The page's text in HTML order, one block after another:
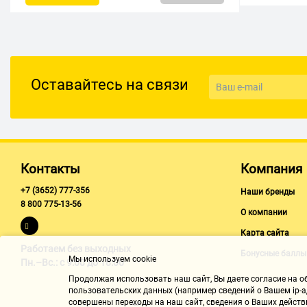
Canon i-SENSYS LBP611Cn
Canon i-SENSYS LBP631Cw
Canon i-Sensys LBP633Cdw
Canon i-SENSYS LBP650
Canon i-SENSYS LBP653
Canon i-SENSYS LBP654
Canon i-SENSYS LBP654Cx
Canon i-SENSYS LBP7100Cn
Canon i-SENSYS LBP7110
Оставайтесь на связи
Контакты
+7 (3652) 777-356
8 800 775-13-56
Работаем без выходных
Пн.–Вс.: с 9:00 до 18:00
Компания
Наши бренды
О компании
Карта сайта
Бонусные баллы
Мы используем cookie
Продолжая использовать наш cайт, Вы даете согласие на
пользовательских данных (например сведений о Вашем ip-
совершены переходы на наш сайт, сведения о Ваших